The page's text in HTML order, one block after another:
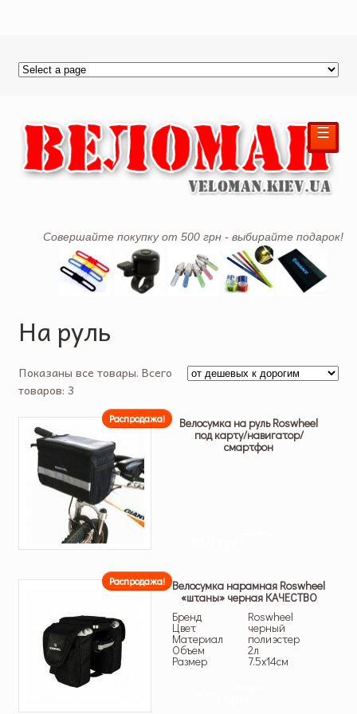
Совершайте покупку от 500 грн - выбирайте подарок!
☰
На руль
Показаны все товары. Всего
товаров: 3
Распродажа! Велосумка на руль Roswheel
под карту/навигатор/
смартфон
Распродажа! Велосумка нарамная Roswheel
«штаны» черная КАЧЕСТВО
Бренд
Roswheel
Цвет черный
Материал полиэстер
Объем 2л
Размер 7.5х14см